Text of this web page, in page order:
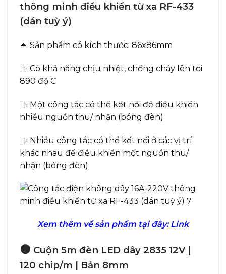
thông minh điều khiển từ xa RF-433
(dán tuỳ ý)
🔹 Sản phẩm có kích thước: 86x86mm
🔹 Có khả năng chịu nhiệt, chống cháy lên tới
890 độ C
🔹 Một công tắc có thể kết nối để điều khiển
nhiều nguồn thu/ nhận (bóng đèn)
🔹 Nhiều công tắc có thể kết nối ở các vị trí
khác nhau để điều khiển một nguồn thu/
nhận (bóng đèn)
Xem thêm về sản phẩm tại đây: Link
🟠 Cuộn 5m đèn LED dây 2835 12V |
120 chip/m | Bản 8mm